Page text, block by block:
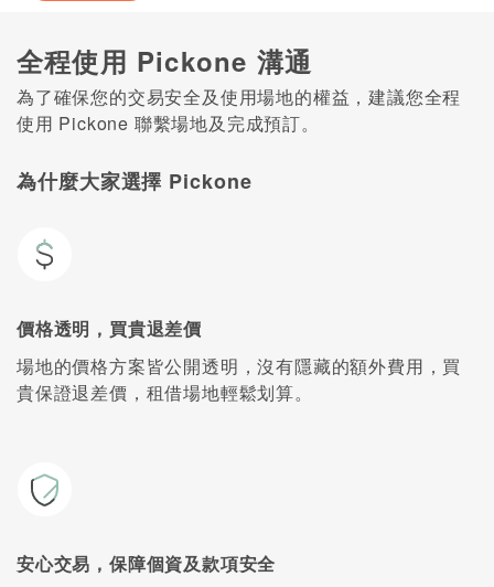
全程使用 Pickone 溝通
為了確保您的交易安全及使用場地的權益，建議您全程
使用 Pickone 聯繫場地及完成預訂。
為什麼大家選擇 Pickone
價格透明，買貴退差價
場地的價格方案皆公開透明，沒有隱藏的額外費用，買
貴保證退差價，租借場地輕鬆划算。
安心交易，保障個資及款項安全